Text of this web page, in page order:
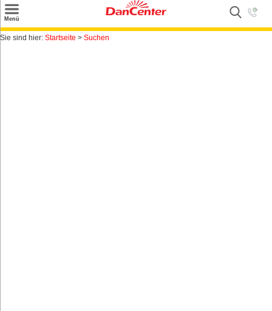
Menü
Suchen
Sie sind hier: Startseite > Suchen